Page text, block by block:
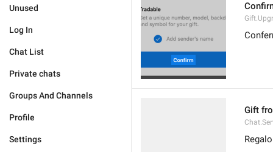
Unused
Log In
Chat List
Private chats
Groups And Channels
Profile
Settings
Gift